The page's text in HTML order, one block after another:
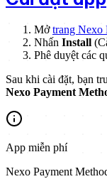
Mởtrang Nexo
Nhấn Install
Phê duyệt các
Sau khi cài đặt, bạn
Nexo Payment
App miễn phí
Nexo Payment